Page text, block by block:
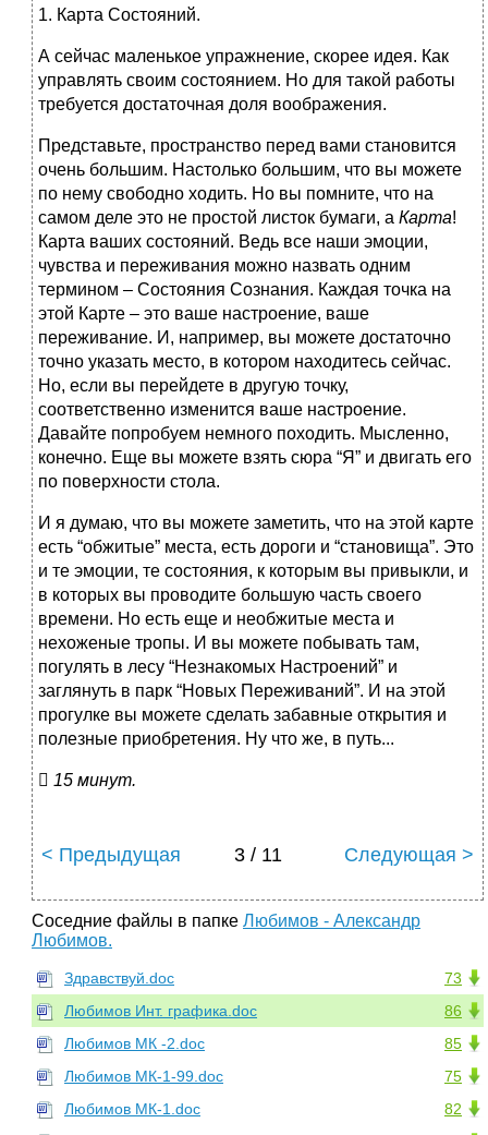
1. Карта Состояний.
А сейчас маленькое упражнение, скорее идея. Как
управлять своим состоянием. Но для такой работы
требуется достаточная доля воображения.
Представьте, пространство перед вами становится
очень большим. Настолько большим, что вы можете
по нему свободно ходить. Но вы помните, что на
самом деле это не простой листок бумаги, а Карта!
Карта ваших состояний. Ведь все наши эмоции,
чувства и переживания можно назвать одним
термином – Состояния Сознания. Каждая точка на
этой Карте – это ваше настроение, ваше
переживание. И, например, вы можете достаточно
точно указать место, в котором находитесь сейчас.
Но, если вы перейдете в другую точку,
соответственно изменится ваше настроение.
Давайте попробуем немного походить. Мысленно,
конечно. Еще вы можете взять сюра “Я” и двигать его
по поверхности стола.
И я думаю, что вы можете заметить, что на этой карте
есть “обжитые” места, есть дороги и “становища”. Это
и те эмоции, те состояния, к которым вы привыкли, и
в которых вы проводите большую часть своего
времени. Но есть еще и необжитые места и
нехоженые тропы. И вы можете побывать там,
погулять в лесу “Незнакомых Настроений” и
заглянуть в парк “Новых Переживаний”. И на этой
прогулке вы можете сделать забавные открытия и
полезные приобретения. Ну что же, в путь...
 15 минут.
< Предыдущая 3 / 11 Следующая >
Соседние файлы в папке Любимов - Александр
Любимов.
73
Здравствуй.doc
86
Любимов Инт. графика.doc
85
Любимов МК -2.doc
75
Любимов МК-1-99.doc
82
Любимов МК-1.doc